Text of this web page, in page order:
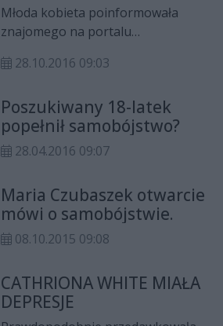
Młoda kobieta poinformowała
znajomego na portalu
popełnić samobójstwo; ten zgłosił
doszło do tragedii.
28.10.2016 09:03
Poszukiwany 18-latek
popełnił samobójstwo?
28.04.2016 09:07
Maria Czubaszek otwarcie
mówi o samobójstwie.
08.10.2015 09:08
CATHRIONA WHITE MIAŁA
DEPRESJE